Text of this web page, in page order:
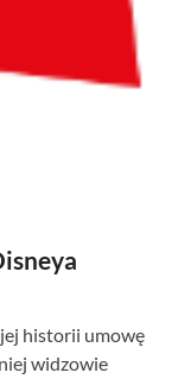
historii umowę
widzowie